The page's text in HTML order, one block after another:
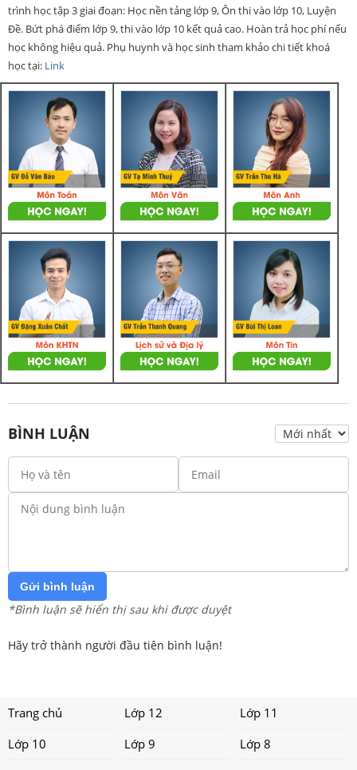
trình học tập 3 giai đoạn: Học nền tảng lớp 9, Ôn thi vào lớp 10, Luyện
Đề. Bứt phá điểm lớp 9, thi vào lớp 10 kết quả cao. Hoàn trả học phí nếu
học không hiệu quả. Phụ huynh và học sinh tham khảo chi tiết khoá
học tại: Link
BÌNH LUẬN
Gửi bình luận
*Bình luận sẽ hiển thị sau khi được duyệt
Hãy trở thành người đầu tiên bình luận!
Trang chủ Lớp 12
Lớp 11
Lớp 10
Lớp 9
Lớp 8